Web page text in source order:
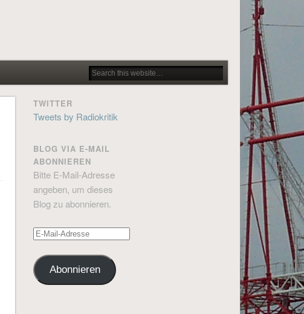
TWITTER
Tweets by Radiokritik
BLOG VIA E-MAIL
ABONNIEREN
Bitte E-Mail-Adresse
angeben, um dieses
Blog zu abonnieren.
E-
Adresse
Abonnieren